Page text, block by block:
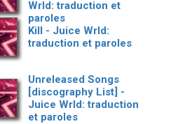
Wrld: traduction et
paroles
Kill - Juice Wrld:
traduction et paroles
Unreleased Songs
[discography List] -
Juice Wrld: traduction
et paroles